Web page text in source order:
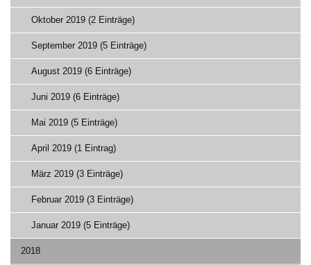
Oktober 2019 (2 Einträge)
September 2019 (5 Einträge)
August 2019 (6 Einträge)
Juni 2019 (6 Einträge)
Mai 2019 (5 Einträge)
April 2019 (1 Eintrag)
März 2019 (3 Einträge)
Februar 2019 (3 Einträge)
Januar 2019 (5 Einträge)
2018